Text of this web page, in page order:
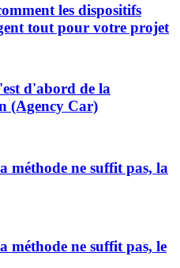
les dispositifs
tout pour votre projet
d'abord de la
(Agency Car)
méthode ne suffit pas, la
méthode ne suffit pas, le